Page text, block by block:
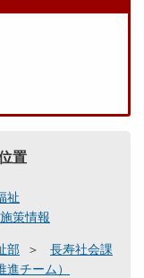
置
祉
策情報
部
長寿社会課
チーム）